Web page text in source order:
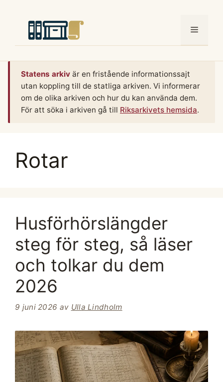
innehåll
Meny
Statens arkiv är en fristående informationssajt
utan koppling till de statliga arkiven. Vi informerar
om de olika arkiven och hur du kan använda dem.
För att söka i arkiven gå till Riksarkivets hemsida.
Rotar
Husförhörslängder
steg för steg, så läser
och tolkar du dem
2026
9 juni 2026 av Ulla Lindholm